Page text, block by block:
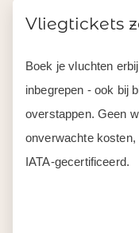
Vliegtickets
Boek je vluchten
inbegrepen - ook bij
overstappen. Geen
onverwachte
IATA-gecertificeerd.